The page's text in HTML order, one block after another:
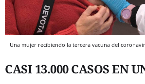
Una mujer recibiendo la tercera vacuna del
CASI 13.000 CASOS EN